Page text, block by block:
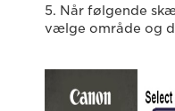
5. Når følgende
vælge område og